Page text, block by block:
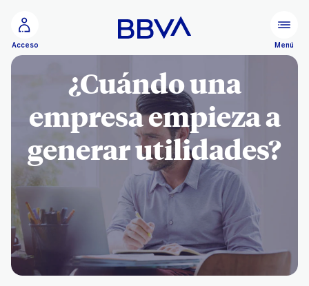
Acceso Menú
¿Cuándo una
empresa empieza a
generar utilidades?